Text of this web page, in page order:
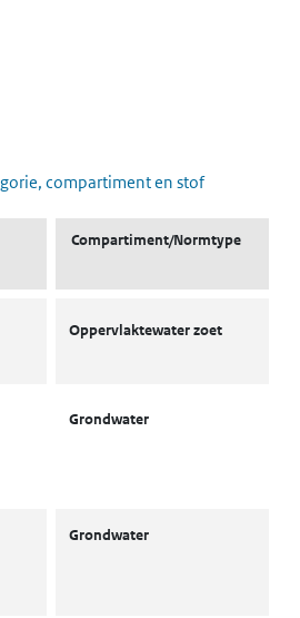
compartiment en stof
Compartiment/Normtype
tabblad)
Oppervlaktewater zoet
tabblad)
Grondwater
tabblad)
Grondwater